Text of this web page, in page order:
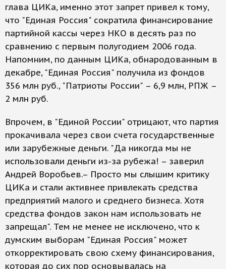
глава ЦИКа, именно этот запрет привел к тому,
что "Единая Россия" сократила финансирование
партийной кассы через НКО в десять раз по
сравнению с первым полугодием 2006 года.
Напомним, по данным ЦИКа, обнародованным в
декабре, "Единая Россия" получила из фондов
356 млн руб., "Патриоты России" – 6,9 млн, РПЖ –
2 млн руб.
Впрочем, в "Единой России" отрицают, что партия
прокачивала через свои счета государственные
или зарубежные деньги. "Да никогда мы не
использовали деньги из-за рубежа! – заверил
Андрей Воробьев.– Просто мы слышим критику
ЦИКа и стали активнее привлекать средства
предприятий малого и среднего бизнеса. Хотя
средства фондов закон нам использовать не
запрещал". Тем не менее не исключено, что к
думским выборам "Единая Россия" может
откорректировать свою схему финансирования,
которая до сих пор основывалась на